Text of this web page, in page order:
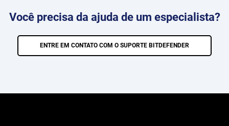
Você precisa da ajuda de um especialista?
ENTRE EM CONTATO COM O SUPORTE BITDEFENDER